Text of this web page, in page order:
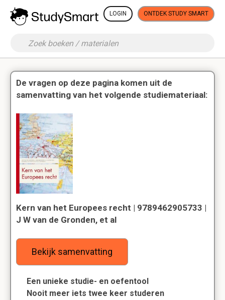
LOGIN ONTDEK STUDY SMART
De vragen op deze pagina komen uit de
samenvatting van het volgende studiemateriaal:
Kern van het Europees recht | 9789462905733 |
J W van de Gronden, et al
Bekijk samenvatting
Een unieke studie- en oefentool
Nooit meer iets twee keer studeren